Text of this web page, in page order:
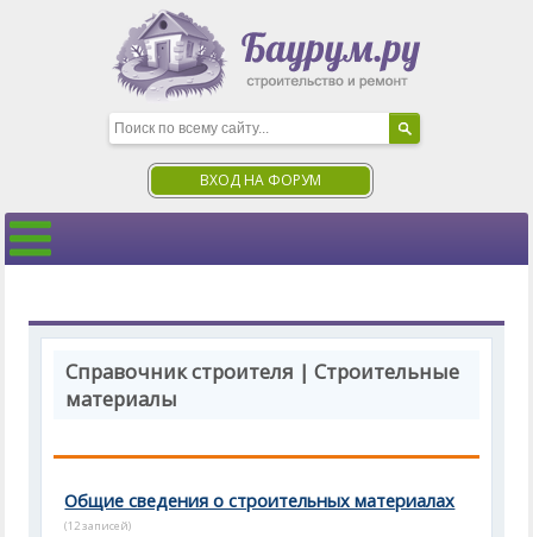
ВХОД НА ФОРУМ
Справочник строителя | Строительные
материалы
Общие сведения о строительных материалах
(12 записей)